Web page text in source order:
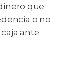
que
o no
ante